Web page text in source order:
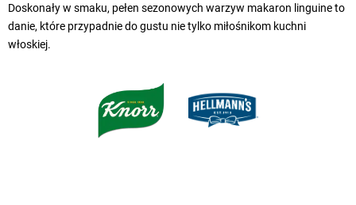
Doskonały w smaku, pełen sezonowych warzyw makaron linguine to
danie, które przypadnie do gustu nie tylko miłośnikom kuchni
włoskiej.